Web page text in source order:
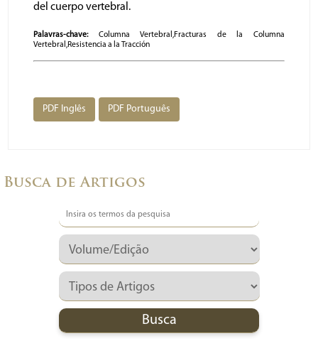
del cuerpo vertebral.
Palavras-chave:Columna Vertebral,Fracturas de la Columna
Vertebral,Resistencia a la Tracción
PDF Inglês PDF Português
Busca de Artigos